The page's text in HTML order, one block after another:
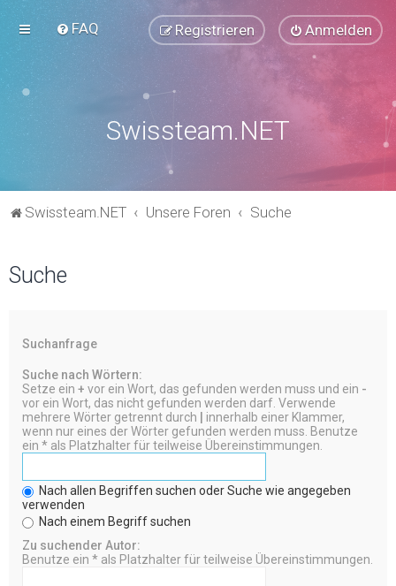
FAQ Anmelden
Registrieren
Swissteam.NET
Swissteam.NET Unsere Foren Suche
Suche
Suchanfrage
Suche nach Wörtern:
Setze ein + vor ein Wort, das gefunden werden muss und ein -
vor ein Wort, das nicht gefunden werden darf. Verwende
mehrere Wörter getrennt durch
innerhalb einer Klammer,
wenn nur eines der Wörter gefunden werden muss. Benutze
ein * als Platzhalter für teilweise Übereinstimmungen.
Nach allen Begriffen suchen oder Suche wie angegeben
verwenden
Nach einem Begriff suchen
Zu suchender Autor:
Benutze ein * als Platzhalter für teilweise Übereinstimmungen.